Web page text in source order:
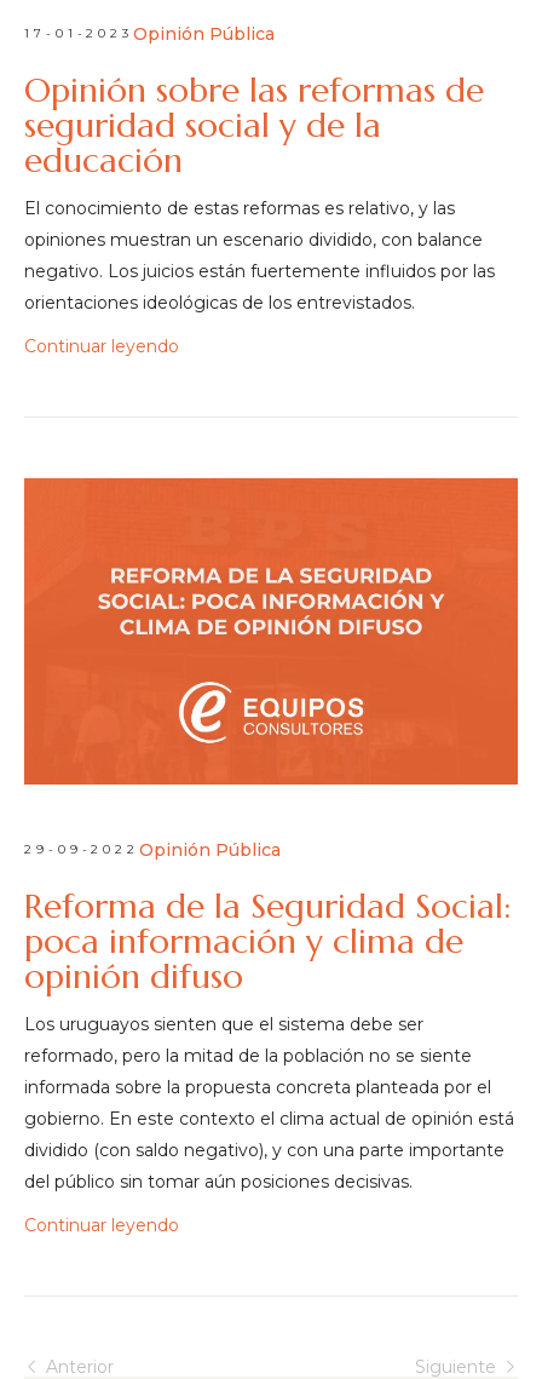
17-01-2023Opinión Pública
Opinión sobre las reformas de
seguridad social y de la
educación
El conocimiento de estas reformas es relativo, y las
opiniones muestran un escenario dividido, con balance
negativo. Los juicios están fuertemente influidos por las
orientaciones ideológicas de los entrevistados.
Continuar leyendo
29-09-2022Opinión Pública
Reforma de la Seguridad Social:
poca información y clima de
opinión difuso
Los uruguayos sienten que el sistema debe ser
reformado, pero la mitad de la población no se siente
informada sobre la propuesta concreta planteada por el
gobierno. En este contexto el clima actual de opinión está
dividido (con saldo negativo), y con una parte importante
del público sin tomar aún posiciones decisivas.
Continuar leyendo
Anterior Siguiente